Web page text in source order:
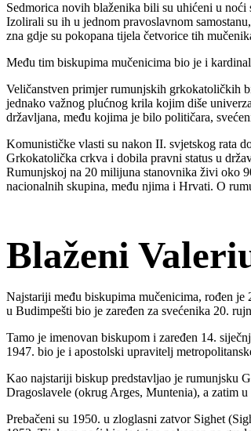
Sedmorica novih blaženika bili su uhićeni u
Izolirali su ih u jednom pravoslavnom
zna gdje su pokopana tijela četvorice tih
Među tim biskupima mučenicima bio je i
Veličanstven primjer rumunjskih grkokatoličkih
jednako važnog plućnog krila kojim diše
državljana, među kojima je bilo političara,
Komunističke vlasti su nakon II. svjetskog rata
Grkokatolička crkva i dobila pravni status u
Rumunjskoj na 20 milijuna stanovnika živi oko
nacionalnih skupina, među njima i Hrvati. O
Blaženi
Najstariji među biskupima mučenicima, rođen
u Budimpešti bio je zaređen za svećenika 20.
Tamo je imenovan biskupom i zaređen 14.
1947. bio je i apostolski upravitelj
Kao najstariji biskup predstavljao je rumunjsku
Dragoslavele (okrug Arges, Muntenia), a zatim
Prebačeni su 1950. u zloglasni zatvor Sighet